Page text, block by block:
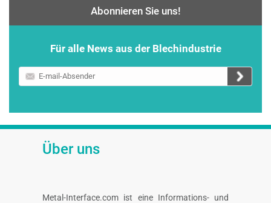
Abonnieren Sie uns!
Für alle News aus der Blechindustrie
E-
mail-
Über uns
Metal-Interface.com ist eine Informations- und